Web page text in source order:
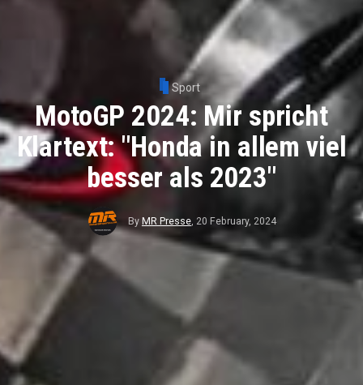
Sport
MotoGP 2024: Mir spricht
Klartext: "Honda in allem viel
besser als 2023"
By MR Presse, 20 February, 2024